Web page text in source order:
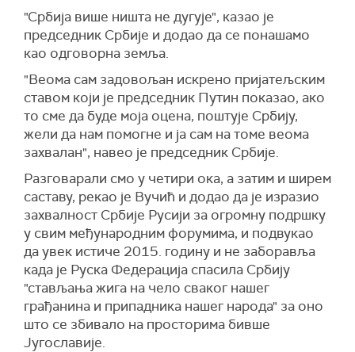
"Србија више ништа не дугује", казао је
председник Србије и додао да се понашамо
као одговорна земља.
"Веома сам задовољан искрено пријатељским
ставом који је председник Путин показао, ако
то сме да буде моја оцена, поштује Србију,
жели да нам помогне и ја сам на томе веома
захвалан", навео је председник Србије.
Разговарали смо у четири ока, а затим и ширем
саставу, рекао је Вучић и додао да је изразио
захвалност Србије Русији за огромну подршку
у свим међународним форумима, и подвукао
да увек истиче 2015. годину и не заборавља
када је Руска Федерација спасила Србију
"стављања жига на чело сваког нашег
грађанина и припадника нашег народа" за оно
што се збивало на просторима бивше
Југославије.